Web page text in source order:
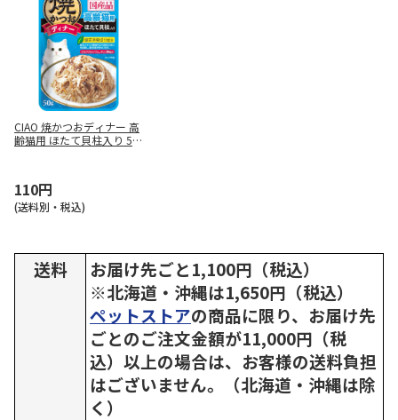
CIAO 焼かつおディナー 高
齢猫用 ほたて貝柱入り 50
110円
(送料別・税込)
送料
お届け先ごと1,100円（税込）
※北海道・沖縄は1,650円（税込）
ペットストアの商品に限り、お届け先
ごとのご注文金額が11,000円（税
込）以上の場合は、お客様の送料負担
はございません。（北海道・沖縄は除
く）